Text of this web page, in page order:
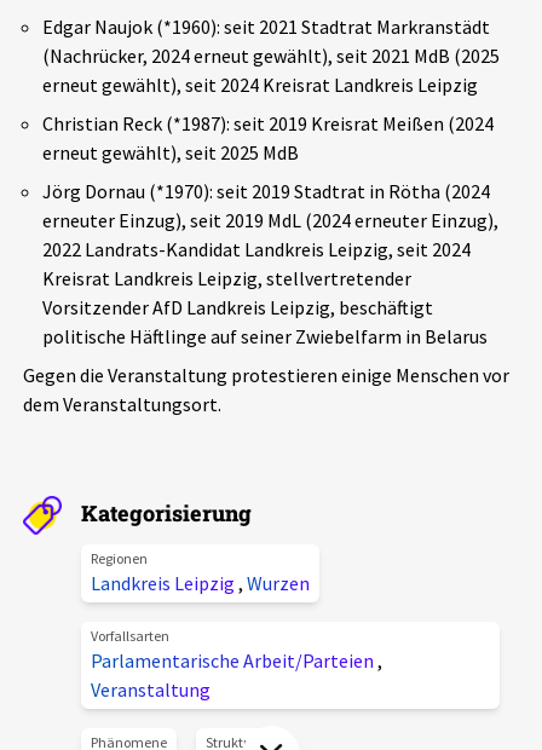
Leipziger Zustände
Schlaglichter
Phänomene
Aktuelles
Alle Beiträge
Veranstaltungen
Pressemitteilungen
Über uns
Projektbeschreibung
Spenden
chronik.LE in der Presse
Edgar Naujok (*1960): seit 2021 Stadtrat Markranstädt
(Nachrücker, 2024 erneut gewählt), seit 2021 MdB (2025
erneut gewählt), seit 2024 Kreisrat Landkreis Leipzig
Christian Reck (*1987): seit 2019 Kreisrat Meißen (2024
erneut gewählt), seit 2025 MdB
Jörg Dornau (*1970): seit 2019 Stadtrat in Rötha (2024
erneuter Einzug), seit 2019 MdL (2024 erneuter Einzug),
2022 Landrats-Kandidat Landkreis Leipzig, seit 2024
Kreisrat Landkreis Leipzig, stellvertretender
Vorsitzender AfD Landkreis Leipzig, beschäftigt
politische Häftlinge auf seiner Zwiebelfarm in Belarus
Gegen die Veranstaltung protestieren einige Menschen vor
dem Veranstaltungsort.
Kategorisierung
Regionen
Landkreis Leipzig , Wurzen
Vorfallsarten
Parlamentarische Arbeit/Parteien ,
Veranstaltung
Phänomene Strukturen